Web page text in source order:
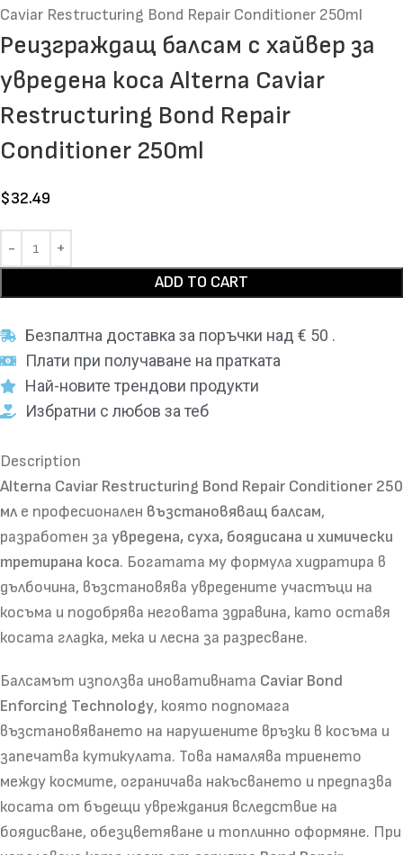
Caviar Restructuring Bond Repair Conditioner 250ml
Реизграждащ балсам с хайвер за
увредена коса Alterna Caviar
Restructuring Bond Repair
Conditioner 250ml
$32.49
ADD TO CART
Безпалтна доставка за поръчки над € 50 .
Плати при получаване на пратката
Най-новите трендови продукти
Избратни с любов за теб
Description
Alterna Caviar Restructuring Bond Repair Conditioner 250
мле професионален възстановяващ балсам,
разработен за увредена, суха, боядисана и химически
третирана коса. Богатата му формула хидратира в
дълбочина, възстановява увредените участъци на
косъма и подобрява неговата здравина, като оставя
косата гладка, мека и лесна за разресване.
Балсамът използва иновативната Caviar Bond
Enforcing Technology, която подпомага
възстановяването на нарушените връзки в косъма и
запечатва кутикулата. Това намалява триенето
между космите, ограничава накъсването и предпазва
косата от бъдещи увреждания вследствие на
боядисване, обезцветяване и топлинно оформяне. При